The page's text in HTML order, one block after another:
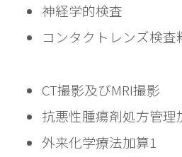
神経学的検査
コンタクトレンズ検査
CT撮影及びMRI撮影
抗悪性腫瘍剤処方管理
外来化学療法加算1